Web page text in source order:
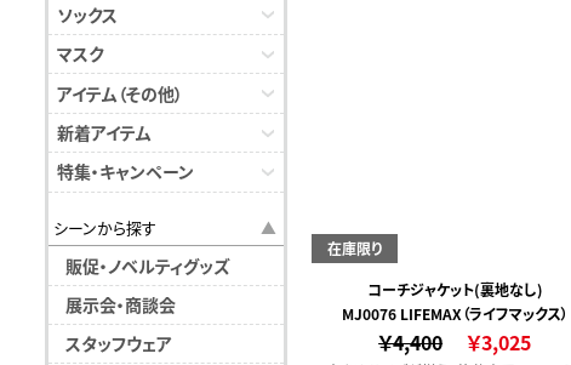
ソックス
マスク
アイテム（その他）
新着アイテム
特集・キャンペーン
シーンから探す
販促・ノベルティグッズ
展示会・商談会
スタッフウェア
在庫限り
コーチジャケット(裏地なし)
MJ0076 LIFEMAX（ライフマックス）
￥4,400 ￥3,025